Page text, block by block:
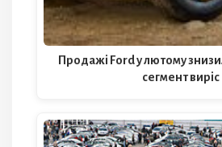
Продажі Ford у лютому
сегмент виріс